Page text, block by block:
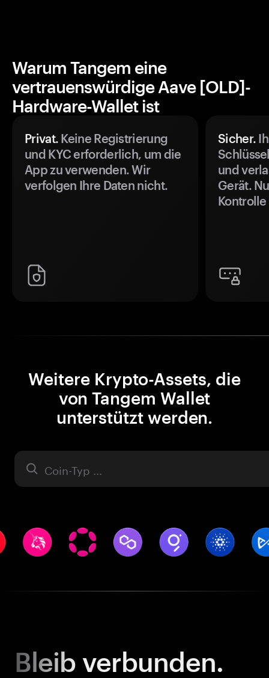
Warum Tangem eine
vertrauenswürdige Aave [OLD]-
Hardware-Wallet ist
Privat. Keine Registrierung
und KYC erforderlich, um die
App zu verwenden. Wir
verfolgen Ihre Daten nicht.
Sicher.
und
Gerät.
Weitere Krypto-Assets, die
von Tangem Wallet
unterstützt werden.
Asset
Bleib verbunden.